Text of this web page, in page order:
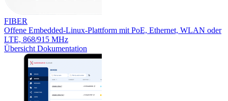
FIBER
Offene Embedded-Linux-Plattform mit PoE, Ethernet, WLAN oder
LTE, 868/915 MHz
Übersicht Dokumentation